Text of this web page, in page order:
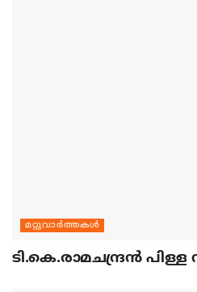
മറ്റുവാര്‍ത്തകള്‍
ടി.കെ.രാമചന്ദ്രന്‍ പിള്ള